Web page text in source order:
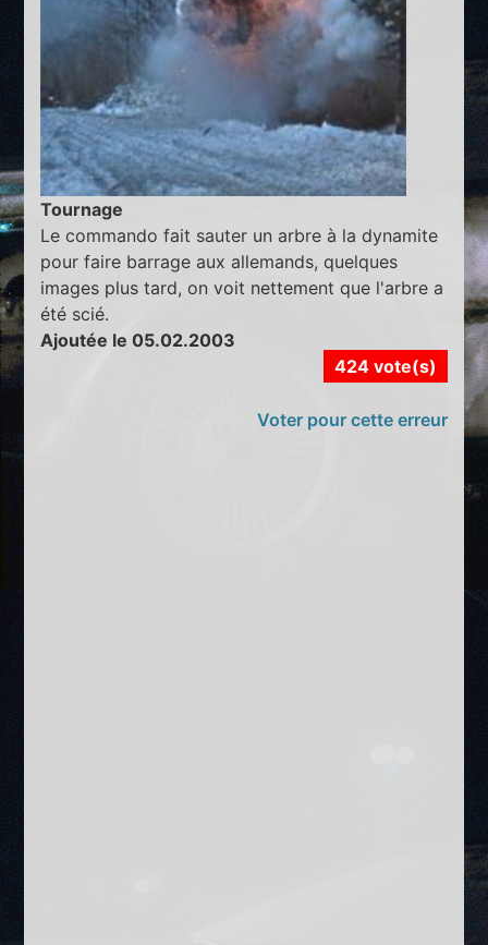
Tournage
Le commando fait sauter un arbre à la dynamite
pour faire barrage aux allemands, quelques
images plus tard, on voit nettement que l'arbre a
été scié.
Ajoutée le 05.02.2003
424 vote(s)
Voter pour cette erreur